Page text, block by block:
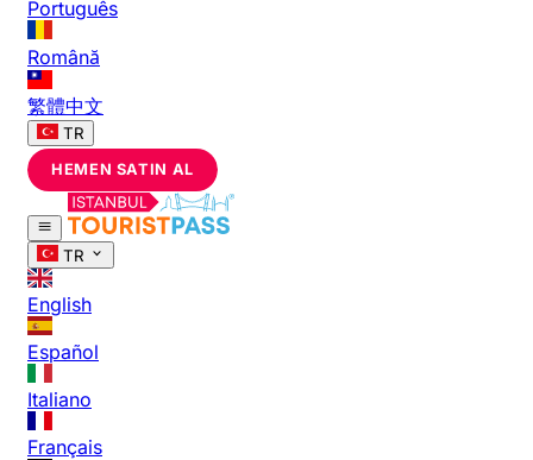
Português
Română
繁體中文
TR
HEMEN SATIN AL
TR
English
Español
Italiano
Français